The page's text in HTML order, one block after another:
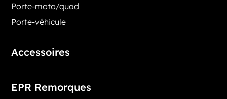
Porte-moto/quad
Porte-véhicule
Accessoires
EPR Remorques